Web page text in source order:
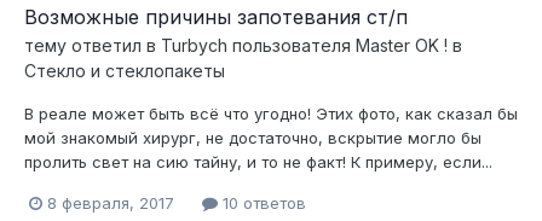
Возможные причины запотевания ст/п
тему ответил в Turbych пользователя Master OK ! в
Стекло и стеклопакеты
В реале может быть всё что угодно! Этих фото, как сказал бы
мой знакомый хирург, не достаточно, вскрытие могло бы
пролить свет на сию тайну, и то не факт! К примеру, если...
8 февраля, 2017 10 ответов